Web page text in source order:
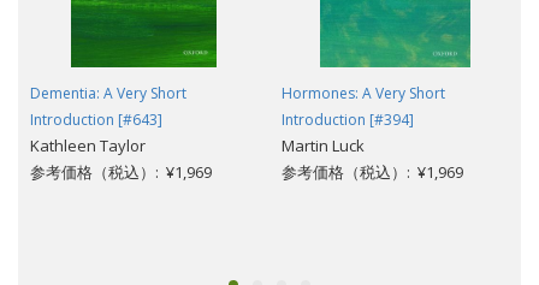
Dementia: A Very Short
Introduction [#643]
Kathleen Taylor
参考価格（税込）: ¥1,969
Hormones: A Very Short
Introduction [#394]
Martin Luck
参考価格（税込）: ¥1,969